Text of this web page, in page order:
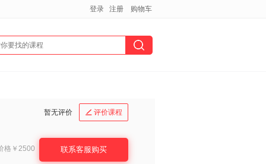
暂无评价  评价课程
格 ￥2500 联系客服购买
登录 注册 购物车